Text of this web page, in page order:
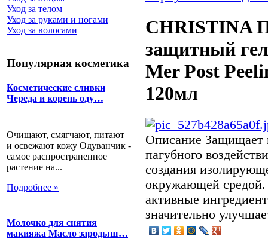
Уход за телом
Уход за руками и ногами
Уход за волосами
Популярная косметика
Косметические сливки
Череда и корень оду…
Очищают, смягчают, питают
и освежают кожу Одуванчик -
самое распространенное
растение на...
Подробнее »
Молочко для снятия
макияжа Масло зародыш…
CHRISTINA
защитный
Mer Post
120мл
Описание Защищает
пагубного
создания
окружающей средой.
активные
значительно